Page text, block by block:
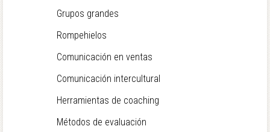
Grupos grandes
Rompehielos
Comunicación en ventas
Comunicación intercultural
Herramientas de coaching
Métodos de evaluación